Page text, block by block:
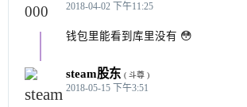
2018-04-02 下午11:25
钱包里能看到库里没有 😳
steam股东 ( 斗尊 )
2018-05-15 下午3:51